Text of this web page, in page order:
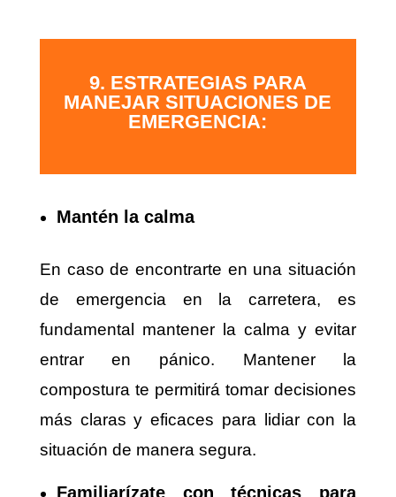
9. ESTRATEGIAS PARA
MANEJAR SITUACIONES DE
EMERGENCIA:
Mantén la calma
En caso de encontrarte en una situación
de emergencia en la carretera, es
fundamental mantener la calma y evitar
entrar en pánico. Mantener la
compostura te permitirá tomar decisiones
más claras y eficaces para lidiar con la
situación de manera segura.
Familiarízate con técnicas para